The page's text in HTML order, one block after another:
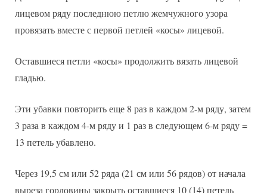
лицевом ряду последнюю петлю жемчужного узора
провязать вместе с первой петлей «косы» лицевой.
Оставшиеся петли «косы» продолжить вязать лицевой
гладью.
Эти убавки повторить еще 8 раз в каждом 2-м ряду, затем
3 раза в каждом 4-м ряду и 1 раз в следующем 6-м ряду =
13 петель убавлено.
Через 19,5 см или 52 ряда (21 см или 56 рядов) от начала
выреза горловины закрыть оставшиеся 10 (14) петель